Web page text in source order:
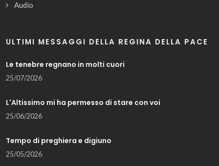
Audio
ULTIMI MESSAGGI DELLA REGINA DELLA PACE
Le tenebre regnano in molti cuori
25/07/2026
L'Altissimo mi ha permesso di stare con voi
25/06/2026
Tempo di preghiera e digiuno
25/05/2026